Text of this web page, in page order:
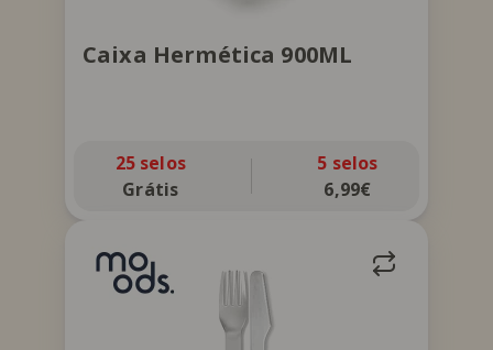
Caixa Hermética 900ML
25 selos
Grátis
5 selos
6,99€